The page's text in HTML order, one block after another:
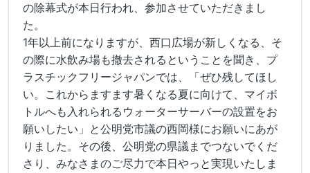
の除幕式が本日行われ、参加させていただきまし
た。
1年以上前になりますが、西口広場が新しくなる、そ
の際に水飲み場も撤去されるということを聞き、プ
ラスチックフリージャパンでは、「ぜひ残してほし
い。これからますます暑くなる夏に向けて、マイボ
トルへも入れられるウォーターサーバーの設置をお
願いしたい」と公明党市議の西岡様にお願いにあが
りました。その後、公明党の県議までつないでくだ
さり、みなさまのご尽力で本日やっと実現いたしま